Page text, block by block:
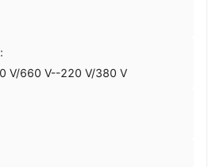
V/660 V--220 V/380 V